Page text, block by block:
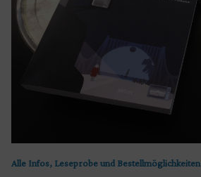
Alle Infos, Leseprobe und Bestellmöglichkeiten